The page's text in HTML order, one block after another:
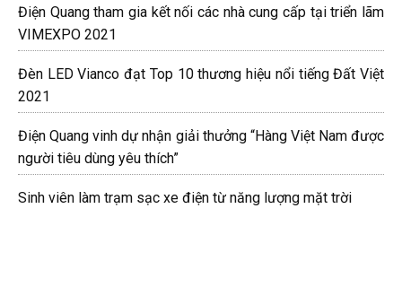
Điện Quang tham gia kết nối các nhà cung cấp tại triển lãm
VIMEXPO 2021
Đèn LED Vianco đạt Top 10 thương hiệu nổi tiếng Đất Việt
2021
Điện Quang vinh dự nhận giải thưởng “Hàng Việt Nam được
người tiêu dùng yêu thích”
Sinh viên làm trạm sạc xe điện từ năng lượng mặt trời